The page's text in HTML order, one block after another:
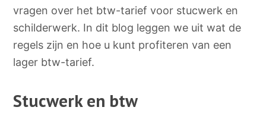
vragen over het btw-tarief voor stucwerk en
schilderwerk. In dit blog leggen we uit wat de
regels zijn en hoe u kunt profiteren van een
lager btw-tarief.
Stucwerk en btw